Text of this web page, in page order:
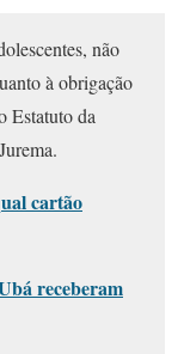
não
à obrigação
Estatuto da
cartão
receberam